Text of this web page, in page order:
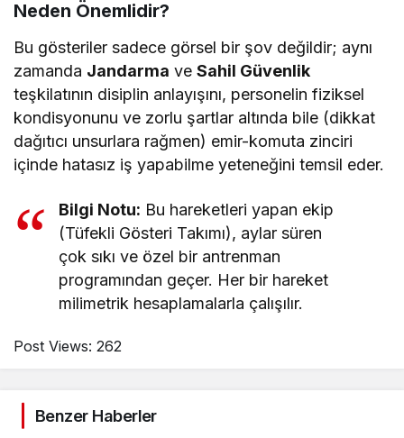
Neden Önemlidir?
Bu gösteriler sadece görsel bir şov değildir; aynı
zamanda Jandarma veSahil Güvenlik
teşkilatının disiplin anlayışını, personelin fiziksel
kondisyonunu ve zorlu şartlar altında bile (dikkat
dağıtıcı unsurlara rağmen) emir-komuta zinciri
içinde hatasız iş yapabilme yeteneğini temsil eder.
Bilgi Notu: Bu hareketleri yapan ekip
(Tüfekli Gösteri Takımı), aylar süren
çok sıkı ve özel bir antrenman
programından geçer. Her bir hareket
milimetrik hesaplamalarla çalışılır.
Post Views: 262
Benzer Haberler